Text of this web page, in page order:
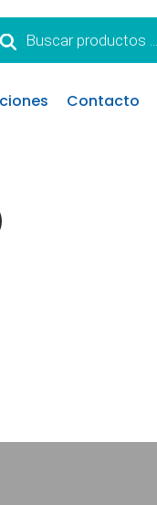
Contacto